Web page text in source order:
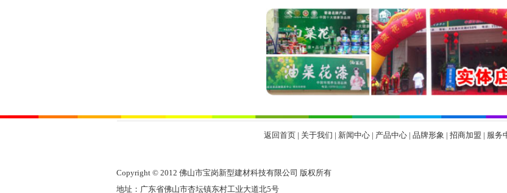
返回首页| 关于我们 | 新闻中心| 产品中心| 品牌形象 | 招商加盟 | 服务
Copyright © 2012 佛山市宝岗新型建材科技有限公司 版权所有
地址：广东省佛山市杏坛镇东村工业大道北5号